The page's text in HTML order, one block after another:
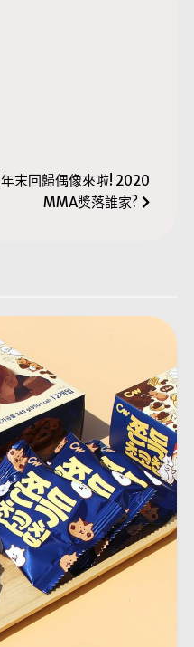
年末回歸偶像來啦! 2020
MMA獎落誰家?